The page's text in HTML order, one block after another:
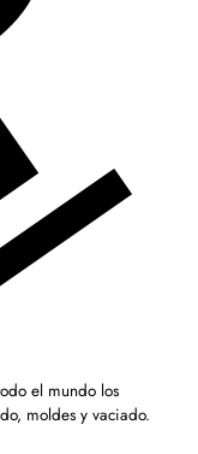
el mundo los
moldes y vaciado.